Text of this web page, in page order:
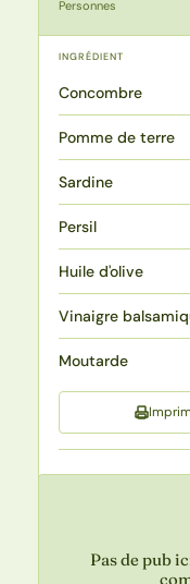
Personnes
INGRÉDIENT
Concombre
Pomme de terre
Sardine
Persil
Huile d'olive
Vinaigre
Moutarde
Pas de pub